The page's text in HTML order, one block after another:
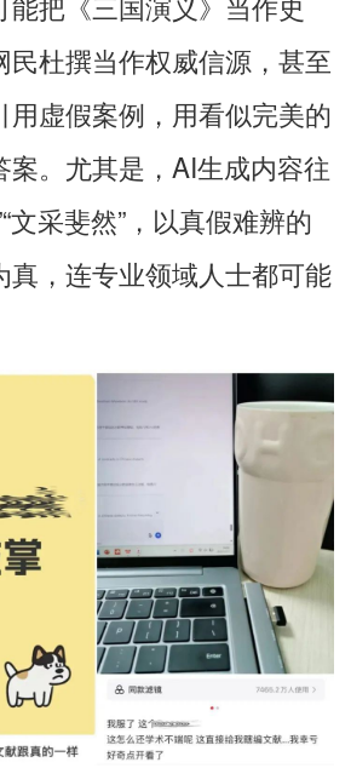
民杜撰当作权威信源，甚至
用虚假案例，用看似完美的
案。尤其是，AI生成内容往
文采斐然”，以真假难辨的
真，连专业领域人士都可能